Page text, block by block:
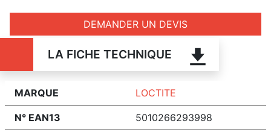
DEMANDER UN DEVIS
LA FICHE TECHNIQUE
MARQUE LOCTITE
N° EAN13 5010266293998